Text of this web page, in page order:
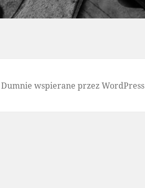
Dumnie wspierane przez WordPress